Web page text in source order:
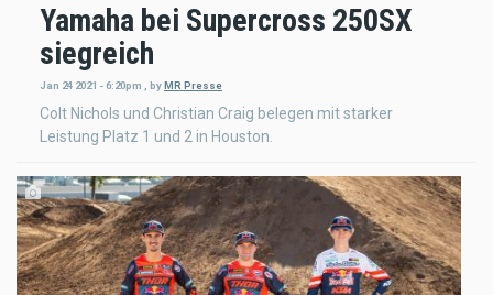
Yamaha bei Supercross 250SX
siegreich
Jan 24 2021 - 6:20pm byMR Presse
Colt Nichols und Christian Craig belegen mit starker
Leistung Platz 1 und 2 in Houston.